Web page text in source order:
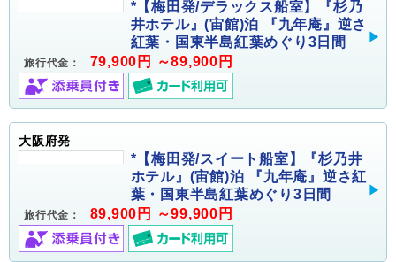
*【梅田発/デラックス船室】『杉乃
井ホテル』(宙館)泊 『九年庵』逆さ
紅葉・国東半島紅葉めぐり3日間
旅行代金： 79,900円 ～89,900円
大阪府発
*【梅田発/スイート船室】『杉乃井
ホテル』(宙館)泊 『九年庵』逆さ紅
葉・国東半島紅葉めぐり3日間
旅行代金： 89,900円 ～99,900円